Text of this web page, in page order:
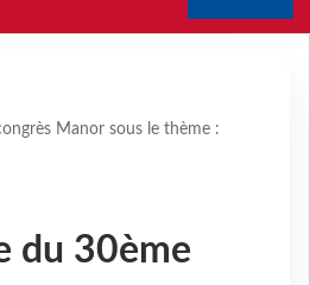
Manor sous le thème :
du 30ème